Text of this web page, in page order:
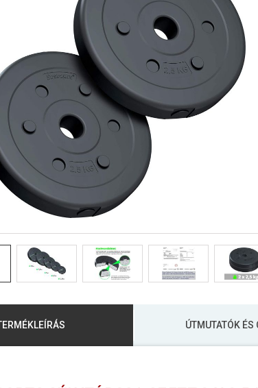
ÚTMUTATÓK ÉS